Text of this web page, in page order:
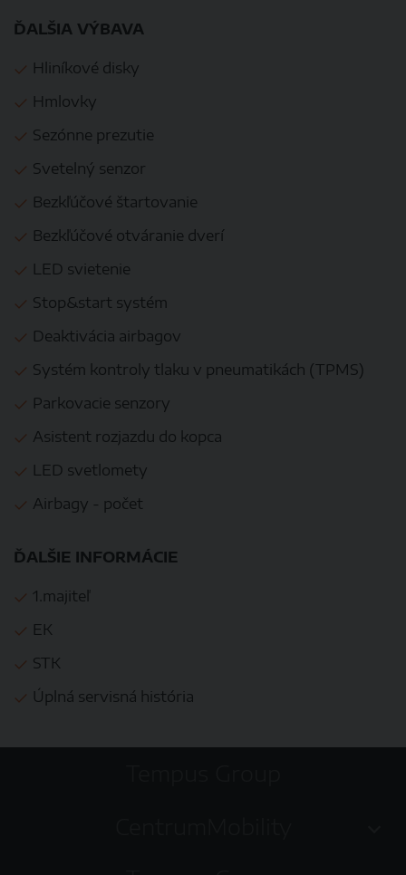
ĎALŠIA VÝBAVA
Hliníkové disky
Hmlovky
Sezónne prezutie
Svetelný senzor
Bezkľúčové štartovanie
Bezkľúčové otváranie dverí
LED svietenie
Stop&start systém
Deaktivácia airbagov
Systém kontroly tlaku v pneumatikách (TPMS)
Parkovacie senzory
Asistent rozjazdu do kopca
LED svetlomety
Airbagy - počet
ĎALŠIE INFORMÁCIE
1.majiteľ
EK
STK
Úplná servisná história